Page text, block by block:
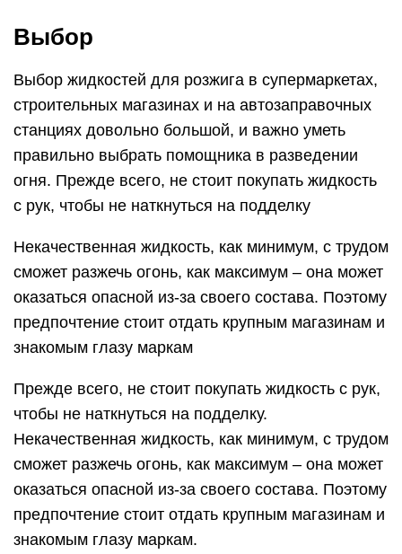
Выбор
Выбор жидкостей для розжига в супермаркетах,
строительных магазинах и на автозаправочных
станциях довольно большой, и важно уметь
правильно выбрать помощника в разведении
огня. Прежде всего, не стоит покупать жидкость
с рук, чтобы не наткнуться на подделку
Некачественная жидкость, как минимум, с трудом
сможет разжечь огонь, как максимум – она может
оказаться опасной из-за своего состава. Поэтому
предпочтение стоит отдать крупным магазинам и
знакомым глазу маркам
Прежде всего, не стоит покупать жидкость с рук,
чтобы не наткнуться на подделку.
Некачественная жидкость, как минимум, с трудом
сможет разжечь огонь, как максимум – она может
оказаться опасной из-за своего состава. Поэтому
предпочтение стоит отдать крупным магазинам и
знакомым глазу маркам.